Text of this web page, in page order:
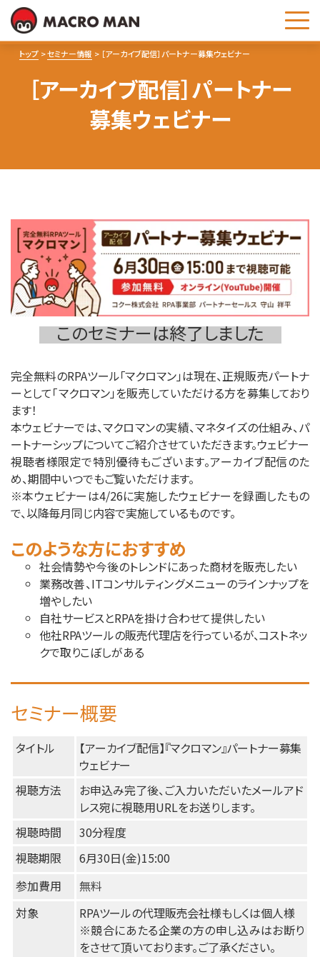
トップ セミナー情報 ［アーカイブ配信］パートナー募集ウェビナー
［アーカイブ配信］パートナー
募集ウェビナー
このセミナーは終了しました
完全無料のRPAツール「マクロマン」は現在、正規販売パートナ
ーとして「マクロマン」を販売していただける方を募集しており
ます！
本ウェビナーでは、マクロマンの実績、マネタイズの仕組み、パ
ートナーシップについてご紹介させていただきます。ウェビナー
視聴者様限定で特別優待もございます。アーカイブ配信のた
め、期間中いつでもご覧いただけます。
※本ウェビナーは4/26に実施したウェビナーを録画したもの
で、以降毎月同じ内容で実施しているものです。
このような方におすすめ
社会情勢や今後のトレンドにあった商材を販売したい
業務改善、ITコンサルティングメニューのラインナップを
増やしたい
自社サービスとRPAを掛け合わせて提供したい
他社RPAツールの販売代理店を行っているが、コストネッ
クで取りこぼしがある
セミナー概要
タイトル
【アーカイブ配信】『マクロマン』パートナー募集
ウェビナー
視聴方法
お申込み完了後、ご入力いただいたメールアド
レス宛に視聴用URLをお送りします。
視聴時間
30分程度
視聴期限
6月30日(金)15:00
参加費用
無料
対象
RPAツールの代理販売会社様もしくは個人様
※競合にあたる企業の方の申し込みはお断り
をさせて頂いております。ご了承ください。